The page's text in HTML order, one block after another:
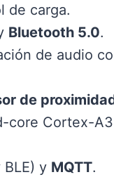
de carga.
Bluetooth 5.0.
de audio
de
core Cortex-
y MQTT.